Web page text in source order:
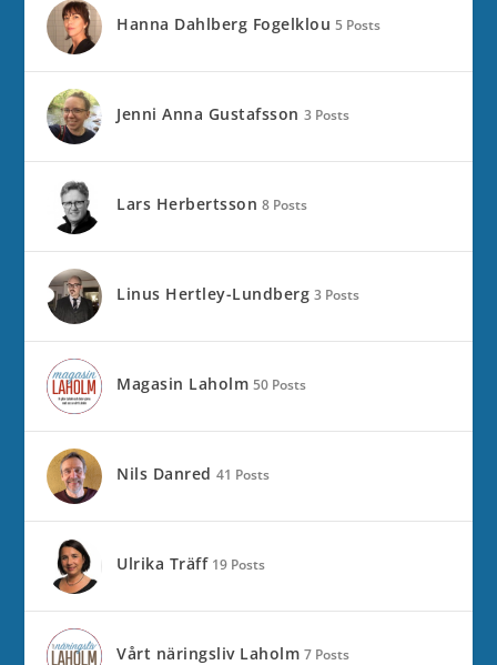
Hanna Dahlberg Fogelklou 5 Posts
Jenni Anna Gustafsson 3 Posts
Lars Herbertsson 8 Posts
Linus Hertley-Lundberg 3 Posts
Magasin Laholm 50 Posts
Nils Danred 41 Posts
Ulrika Träff 19 Posts
Vårt näringsliv Laholm 7 Posts